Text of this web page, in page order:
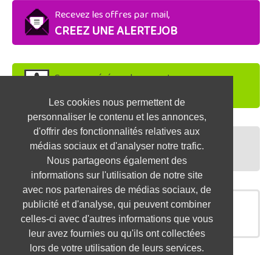
Les cookies nous permettent de
personnaliser le contenu et les annonces,
d'offrir des fonctionnalités relatives aux
médias sociaux et d'analyser notre trafic.
Nous partageons également des
informations sur l'utilisation de notre site
avec nos partenaires de médias sociaux, de
publicité et d'analyse, qui peuvent combiner
celles-ci avec d'autres informations que vous
leur avez fournies ou qu'ils ont collectées
lors de votre utilisation de leurs services.
Recevez les offres par mail,
CREEZ UNE ALERTEJOB
Soyez repéré par les recruteurs,
DEPOSEZ VOTRE CV
Préparez vos entretiens,
TESTEZ-VOUS
OFFRES SIMILAIRES